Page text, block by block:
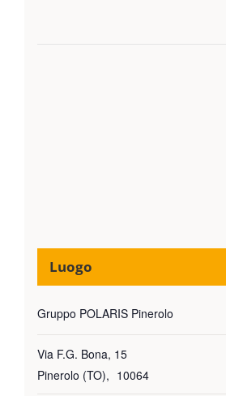
Luogo
Gruppo POLARIS Pinerolo
Via F.G. Bona, 15
Pinerolo (TO), 10064